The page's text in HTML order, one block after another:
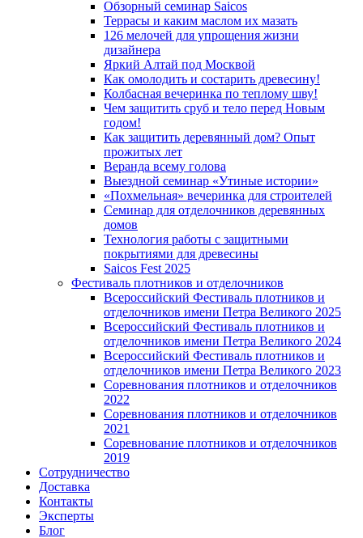
Обзорный семинар Saicos
Террасы и каким маслом их мазать
126 мелочей для упрощения жизни
дизайнера
Яркий Алтай под Москвой
Как омолодить и состарить древесину!
Колбасная вечеринка по теплому шву!
Чем защитить сруб и тело перед Новым
годом!
Как защитить деревянный дом? Опыт
прожитых лет
Веранда всему голова
Выездной семинар «Утиные истории»
«Похмельная» вечеринка для строителей
Семинар для отделочников деревянных
домов
Технология работы с защитными
покрытиями для древесины
Saicos Fest 2025
Фестиваль плотников и отделочников
Всероссийский Фестиваль плотников и
отделочников имени Петра Великого 2025
Всероссийский Фестиваль плотников и
отделочников имени Петра Великого 2024
Всероссийский Фестиваль плотников и
отделочников имени Петра Великого 2023
Соревнования плотников и отделочников
2022
Соревнования плотников и отделочников
2021
Соревнование плотников и отделочников
2019
Сотрудничество
Доставка
Контакты
Эксперты
Блог